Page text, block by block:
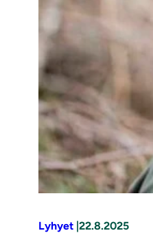
Lyhyet |22.8.2025